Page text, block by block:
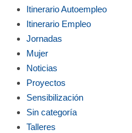
Itinerario Autoempleo
Itinerario Empleo
Jornadas
Mujer
Noticias
Proyectos
Sensibilización
Sin categoría
Talleres